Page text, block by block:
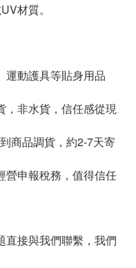
材質。
運動護具等貼身用品
，非水貨，信任感從現
商品調貨，約2-7天寄
營申報稅務，值得信任
直接與我們聯繫，我們